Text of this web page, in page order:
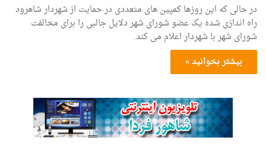
در حالی که این روزها کمپین های متعددی در حمایت از شهردار شاهرود
راه اندازی شده یک عضو شورای شهر دلایل جالبی را برای مخالفت
شورای شهر با شهردار اعلام می کند.
بیشتر بخوانید »